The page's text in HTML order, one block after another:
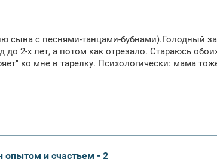
сына с песнями-танцами-бубнами).Голодный
2-х лет, а потом как отрезало. Стараюсь
ко мне в тарелку. Психологически: мама
опытом и счастьем - 2